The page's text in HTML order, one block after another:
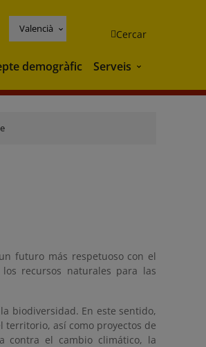
Valencià Cercar
demogràfic Serveis Serveis
futuro más respetuoso con el
recursos naturales para las
biodiversidad. En este sentido,
territorio, así como proyectos de
contra el cambio climático, la